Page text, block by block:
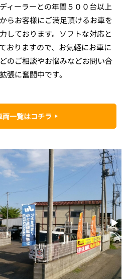
ィーラーとの年間５００台以上
らお客様にご満足頂けるお車を
しております。ソフトな対応と
おりますので、お気軽にお車に
のご相談やお悩みなどお問い合
張に奮闘中です。
両一覧はコチラ